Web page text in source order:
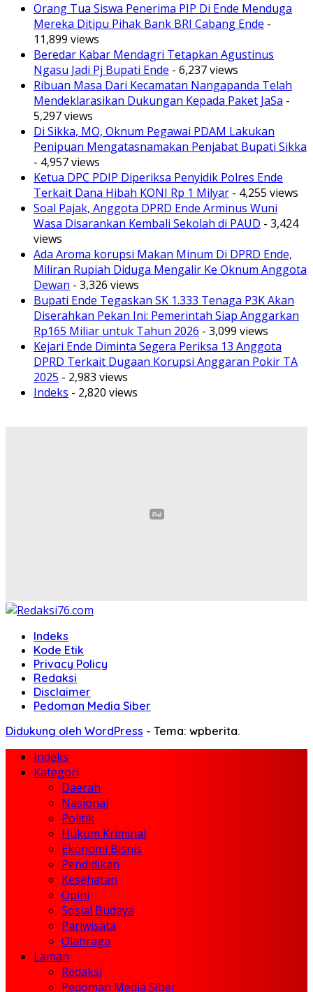
Orang Tua Siswa Penerima PIP Di Ende Menduga
Mereka Ditipu Pihak Bank BRI Cabang Ende -
11,899 views
Beredar Kabar Mendagri Tetapkan Agustinus
Ngasu Jadi Pj Bupati Ende - 6,237 views
Ribuan Masa Dari Kecamatan Nangapanda Telah
Mendeklarasikan Dukungan Kepada Paket JaSa -
5,297 views
Di Sikka, MO, Oknum Pegawai PDAM Lakukan
Penipuan Mengatasnamakan Penjabat Bupati Sikka
- 4,957 views
Ketua DPC PDIP Diperiksa Penyidik Polres Ende
Terkait Dana Hibah KONI Rp 1 Milyar - 4,255 views
Soal Pajak, Anggota DPRD Ende Arminus Wuni
Wasa Disarankan Kembali Sekolah di PAUD - 3,424
views
Ada Aroma korupsi Makan Minum Di DPRD Ende,
Miliran Rupiah Diduga Mengalir Ke Oknum Anggota
Dewan - 3,326 views
Bupati Ende Tegaskan SK 1.333 Tenaga P3K Akan
Diserahkan Pekan Ini: Pemerintah Siap Anggarkan
Rp165 Miliar untuk Tahun 2026 - 3,099 views
Kejari Ende Diminta Segera Periksa 13 Anggota
DPRD Terkait Dugaan Korupsi Anggaran Pokir TA
2025 - 2,983 views
Indeks - 2,820 views
Indeks
Kode Etik
Privacy Policy
Redaksi
Disclaimer
Pedoman Media Siber
Didukung oleh WordPress - Tema: wpberita.
Indeks
Kategori
Daerah
Nasional
Politik
Hukum Kriminal
Ekonomi Bisnis
Pendidikan
Kesehatan
Opini
Sosial Budaya
Pariwisata
Olahraga
Laman
Redaksi
Pedoman Media Siber